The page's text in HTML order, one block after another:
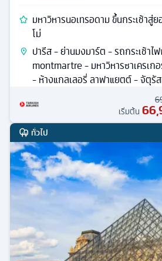
มหาวิหารนอเทรอดาม ขึ้นกระเช้าสู่
โม่
ปารีส - ย่านมงมาร์ต - รถกระเช้า
montmartre - มหาวิหารซาเครเก
- ห้างแกลเลอรี่ ลาฟาแยตต์ - จัตุรั
เริ่มต้น
ทั่วไป